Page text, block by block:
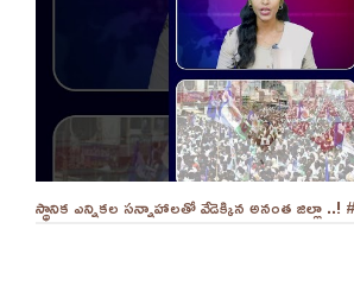
స్థానిక ఎన్నికల సన్నాహాలతో వేడెక్కిన అనంత జిల్లా